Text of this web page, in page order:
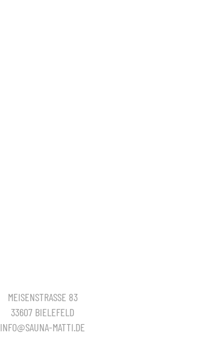
MEISENSTRASSE 83
33607 BIELEFELD
INFO@SAUNA-MATTI.DE